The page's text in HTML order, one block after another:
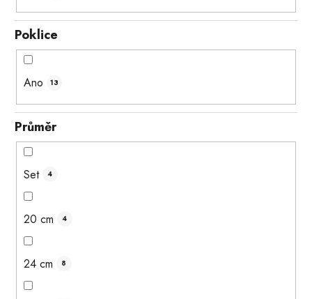
Poklice
Ano 13
Průměr
Set 4
20 cm 4
24 cm 8